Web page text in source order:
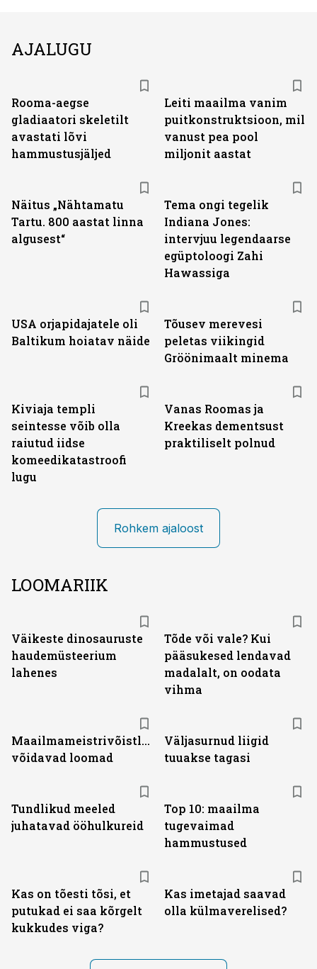
AJALUGU
Rooma-aegse
gladiaatori skeletilt
avastati lõvi
hammustusjäljed
Leiti maailma vanim
puitkonstruktsioon, mil
vanust pea pool
miljonit aastat
Näitus „Nähtamatu
Tartu. 800 aastat linna
algusest“
Tema ongi tegelik
Indiana Jones:
intervjuu legendaarse
egüptoloogi Zahi
Hawassiga
USA orjapidajatele oli
Baltikum hoiatav näide
Tõusev merevesi
peletas viikingid
Gröönimaalt minema
Kiviaja templi
seintesse võib olla
raiutud iidse
komeedikatastroofi
lugu
Vanas Roomas ja
Kreekas dementsust
praktiliselt polnud
Rohkem ajaloost
LOOMARIIK
Väikeste dinosauruste
haudemüsteerium
lahenes
Tõde või vale? Kui
pääsukesed lendavad
madalalt, on oodata
vihma
Maailmameistrivõistlustel
võidavad loomad
Väljasurnud liigid
tuuakse tagasi
Tundlikud meeled
juhatavad ööhulkureid
Top 10: maailma
tugevaimad
hammustused
Kas on tõesti tõsi, et
putukad ei saa kõrgelt
kukkudes viga?
Kas imetajad saavad
olla külmaverelised?